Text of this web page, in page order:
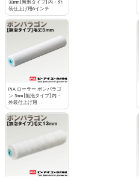
30mm [無泡タイプ] 内・外
装仕上げ用6インチ
PIA ローラー ボンパラゴ
ン 5mm [無泡タイプ] 内・
外装仕上げ用